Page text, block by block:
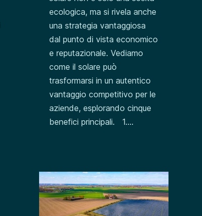
ecologica, ma si rivela anche
una strategia vantaggiosa
dal punto di vista economico
e reputazionale. Vediamo
come il solare può
trasformarsi in un autentico
vantaggio competitivo per le
aziende, esplorando cinque
benefici principali. 1....